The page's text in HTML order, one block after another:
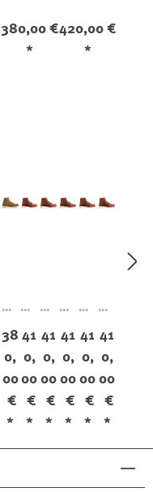
380,00 €
*
420,00 €
*
Mo
To
e
88
81
38
0,
00
€
*
Mo
To
e
19
07
41
0,
00
€
*
Mo
To
e
19
07
41
0,
00
€
*
Mo
To
e
19
07
41
0,
00
€
*
Mo
To
e
19
07
41
0,
00
€
*
Mo
To
e
19
07
41
0,
00
€
*